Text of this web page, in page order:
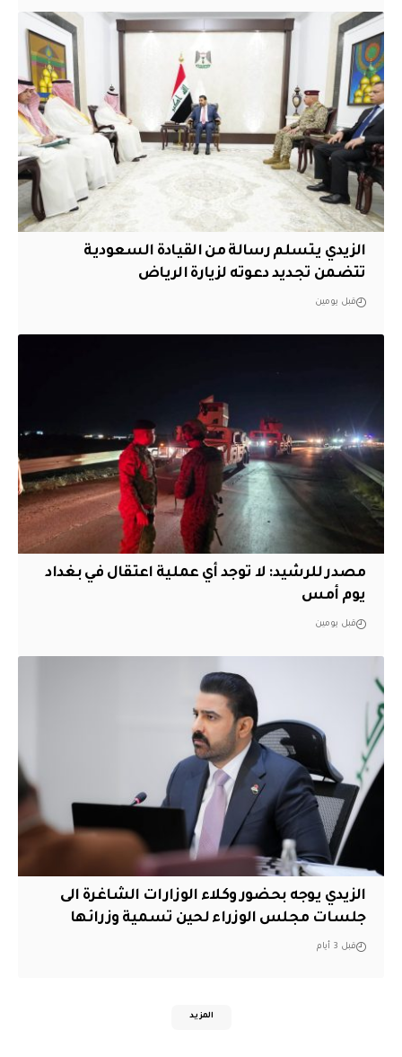
الزيدي يتسلم رسالة من القيادة السعودية
تتضمن تجديد دعوته لزيارة الرياض
قبل يومين
مصدر للرشيد: لا توجد أي عملية اعتقال في بغداد
يوم أمس
قبل يومين
الزيدي يوجه بحضور وكلاء الوزارات الشاغرة الى
جلسات مجلس الوزراء لحين تسمية وزرائها
قبل 3 أيام
المزيد